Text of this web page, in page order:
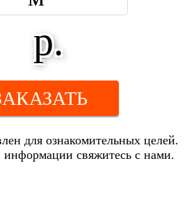
р.
для ознакомительных целей.
информации свяжитесь с нами.